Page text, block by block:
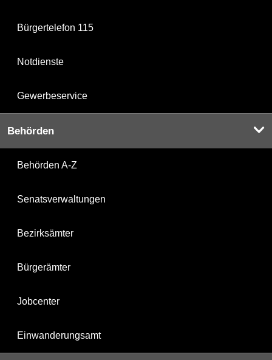
Bürgertelefon 115
Notdienste
Gewerbeservice
Behörden
Behörden A-Z
Senatsverwaltungen
Bezirksämter
Bürgerämter
Jobcenter
Einwanderungsamt